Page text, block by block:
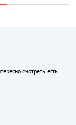
смотреть, есть